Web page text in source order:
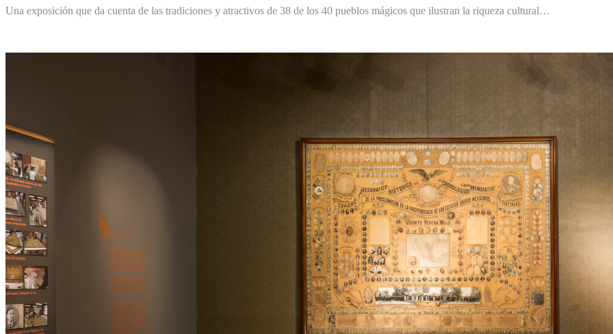
Una exposición que da cuenta de las tradiciones y atractivos de 38 de los 40 pueblos mágicos que ilustran la riqueza cultural…